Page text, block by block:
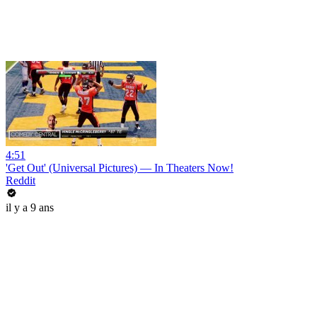
4:51
'Get Out' (Universal Pictures) — In Theaters Now!
Reddit
il y a 9 ans